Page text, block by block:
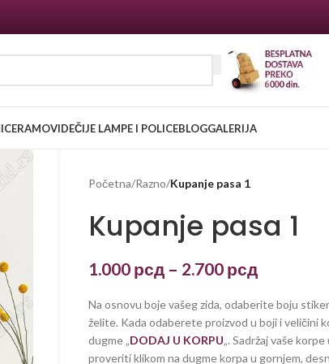
RAMOVIDEČIJE LAMPE I POLICEBLOGGALERIJA
Početna/Razno/Kupanje pasa 1
Kupanje pasa 1
1.000 рсд – 2.700 рсд
Na osnovu boje vašeg zida, odaberite boju
želite. Kada odaberete proizvod u boji i veličini
dugme „DODAJ U KORPU„. Sadržaj vaše
proveriti klikom na dugme korpa u gornjem,